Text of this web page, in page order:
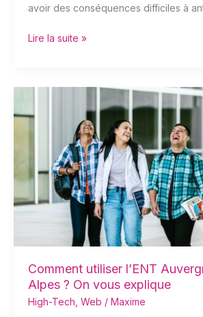
avoir des conséquences difficiles à
Lire la suite »
Comment utiliser l’ENT
Alpes ? On vous explique
High-Tech Web / Maxime
Auvergne-
Rhône-
Alpes
On